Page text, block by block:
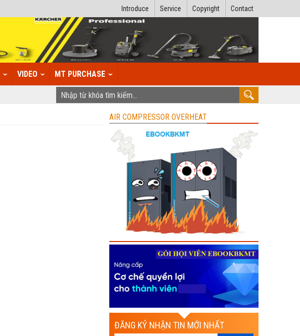
Contact
Copyright
Service
Introduce
VIDEO MT PURCHASE
AIR COMPRESSOR OVERHEAT
ĐĂNG KÝ NHẬN TIN MỚI NHẤT